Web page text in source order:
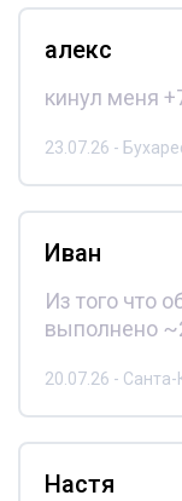
алекс
кинул меня
23.07.26 -
Иван
Из того что
выполнено
20.07.26 -
Настя